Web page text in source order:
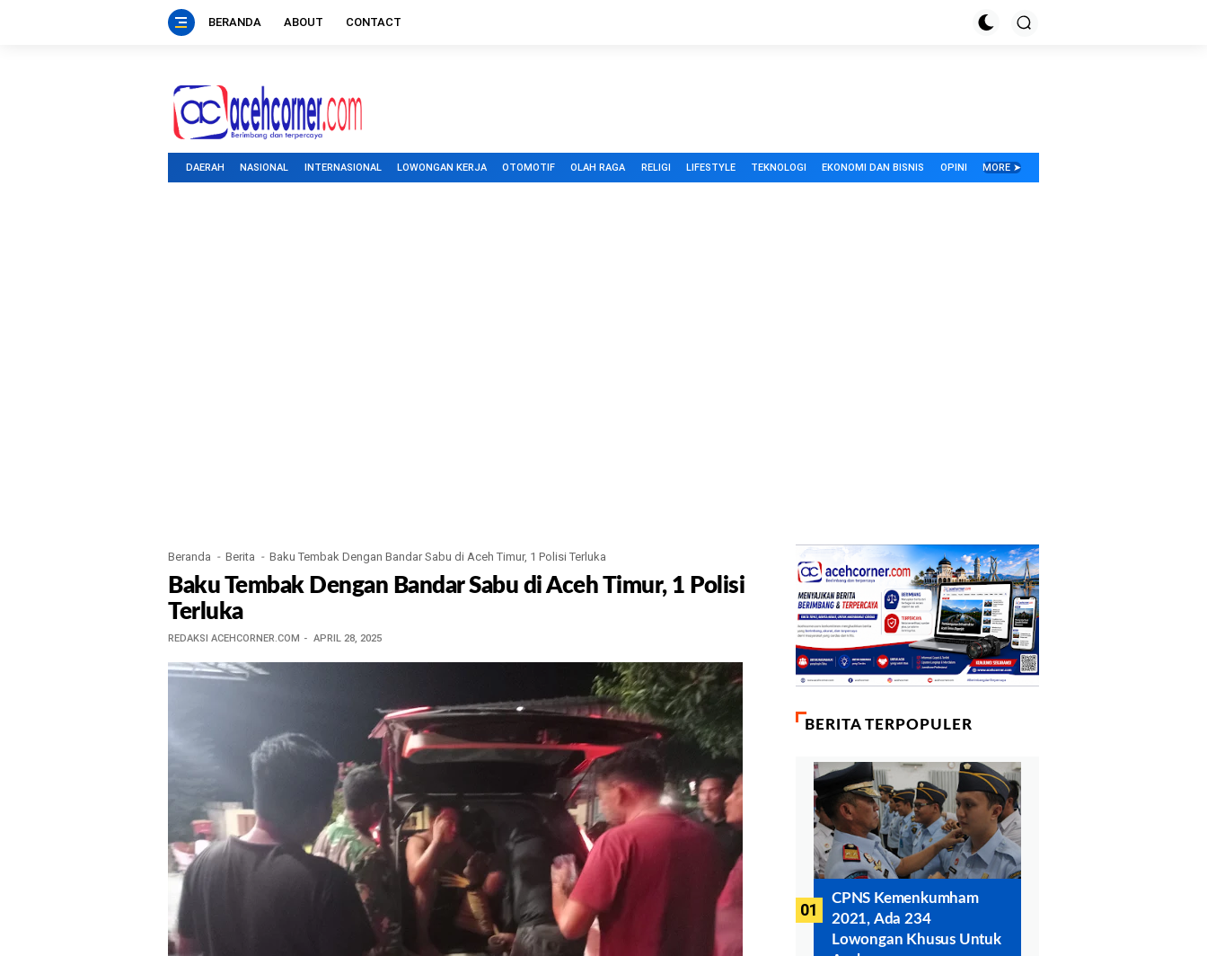
BERANDA ABOUT CONTACT
DAERAH NASIONAL INTERNASIONAL LOWONGAN KERJA OTOMOTIF OLAH RAGA RELIGI LIFESTYLE TEKNOLOGI EKONOMI DAN BISNIS OPINI MORE ➤
Beranda Berita Baku Tembak Dengan Bandar Sabu di Aceh Timur, 1 Polisi Terluka
Baku Tembak Dengan Bandar Sabu di Aceh Timur, 1 Polisi
Terluka
REDAKSI ACEHCORNER.COM APRIL 28, 2025
BERITA TERPOPULER
CPNS Kemenkumham
2021, Ada 234
Lowongan Khusus Untuk